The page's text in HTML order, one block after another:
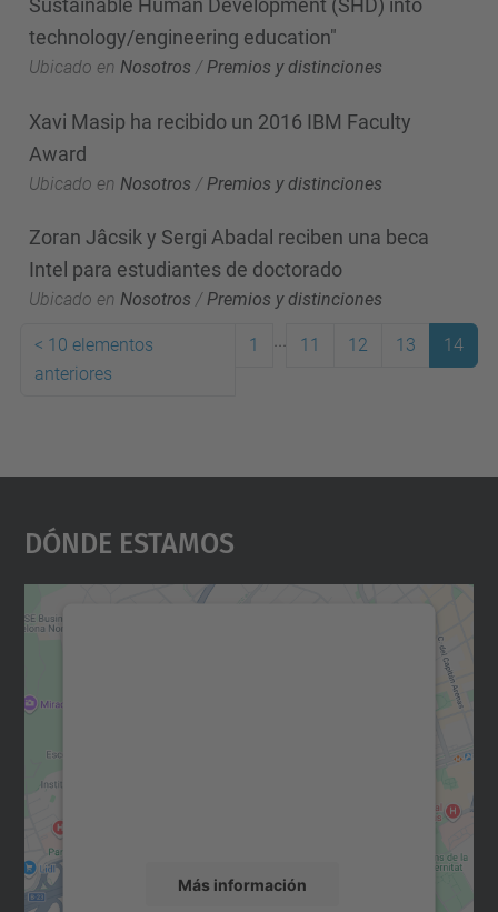
Sustainable Human Development (SHD) into
technology/engineering education"
Ubicado en Nosotros /Premios y distinciones
Xavi Masip ha recibido un 2016 IBM Faculty
Award
Ubicado en Nosotros / Premios y distinciones
Zoran Jâcsik y Sergi Abadal reciben una beca
Intel para estudiantes de doctorado
Ubicado en Nosotros /Premios y distinciones
< 10 elementos
anteriores
1 11 12 13 14
Dónde Estamos
Más información